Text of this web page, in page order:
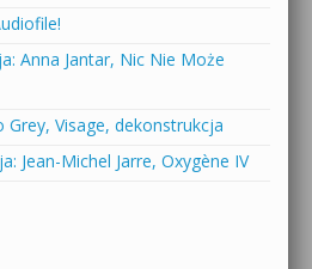
Anna Jantar, Nic Nie Może
Grey, Visage, dekonstrukcja
Jean-Michel Jarre, Oxygène IV